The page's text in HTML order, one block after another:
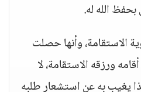
الله له.
الاستقامة، وأنها حصلت
ورزقه الاستقامة، لا
يغيب به عن استشعار طلبه